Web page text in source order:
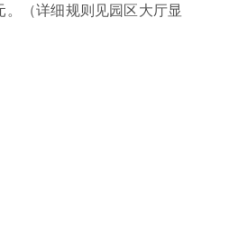
（详细规则见园区大厅显